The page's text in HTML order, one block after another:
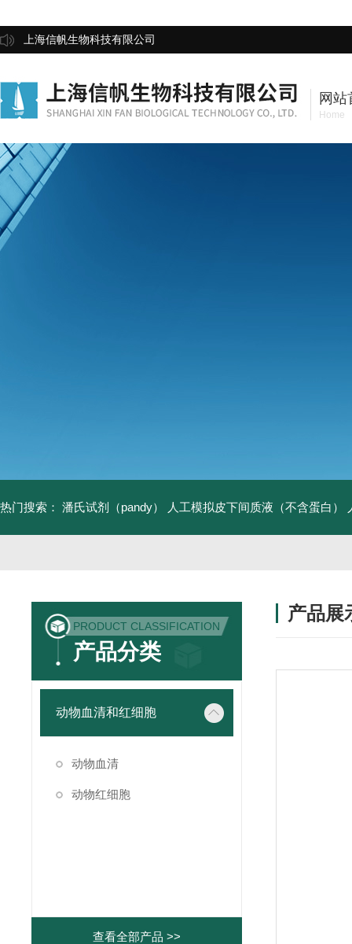
上海信帆生物科技有限公司
网站
Home
热门搜索： 潘氏试剂（pandy） 人工模拟皮下间质液（不含蛋白）
PRODUCT CLASSIFICATION
产品分类
动物血清和红细胞
动物血清
动物红细胞
查看全部产品 >>
产品展